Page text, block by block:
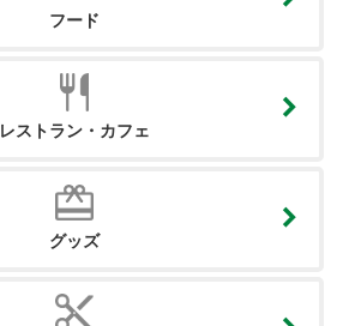
フード
レストラン・カフェ
グッズ